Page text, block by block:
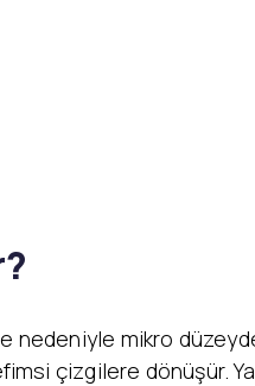
mikro
çizgilere dönüşür.